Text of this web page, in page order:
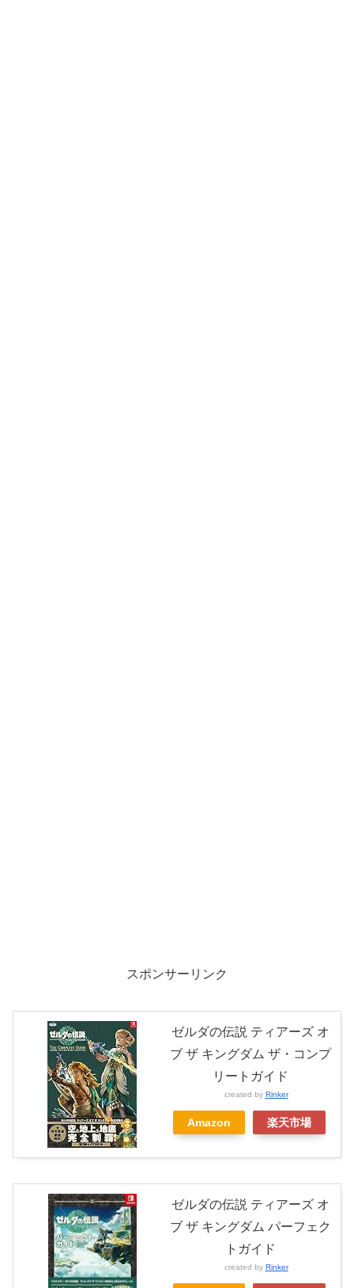
スポンサーリンク
ゼルダの伝説 ティアーズ オ
ブ ザ キングダム ザ・コンプ
リートガイド
created by Rinker
Amazon 楽天市場
ゼルダの伝説 ティアーズ オ
ブ ザ キングダム パーフェク
トガイド
created by Rinker